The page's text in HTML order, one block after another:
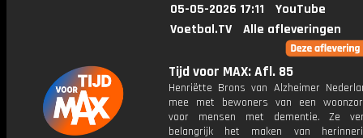
05-05-2026 17:11
YouTube
Voetbal.TV
Alle afleveringen
Tijd voor MAX: Afl. 85
Henriëtte Brons van Alzheimer
mee met bewoners van een
voor mensen met dementie. Ze
belangrijk het maken van